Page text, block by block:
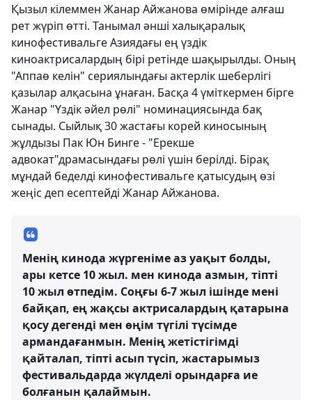
Қызыл кілеммен Жанар Айжанова өмірінде алғаш
рет жүріп өтті. Танымал әнші халықаралық
кинофестивальге Азиядағы ең үздік
киноактрисалардың бірі ретінде шақырылды. Оның
"Аппаө келін" сериялындағы актерлік шеберлігі
қазылар алқасына ұнаған. Басқа 4 үміткермен бірге
Жанар "Үздік әйел рөлі" номинациясында бақ
сынады. Сыйлық 30 жастағы корей киносының
жұлдызы Пак Юн Бинге - "Ерекше
адвокат"драмасындағы рөлі үшін берілді. Бірақ
мұндай беделді кинофестивальге қатысудың өзі
жеңіс деп есептейді Жанар Айжанова.
Менің кинода жүргеніме аз уақыт болды,
ары кетсе 10 жыл. мен кинода азмын, тіпті
10 жыл өтпедім. Соңғы 6-7 жыл ішінде мені
байқап, ең жақсы актрисалардың қатарына
қосу дегенді мен өңім түгілі түсімде
армандағанмын. Менің жетістігімді
қайталап, тіпті асып түсіп, жастарымыз
фестивальдарда жүлделі орындарға ие
болғанын қалаймын.